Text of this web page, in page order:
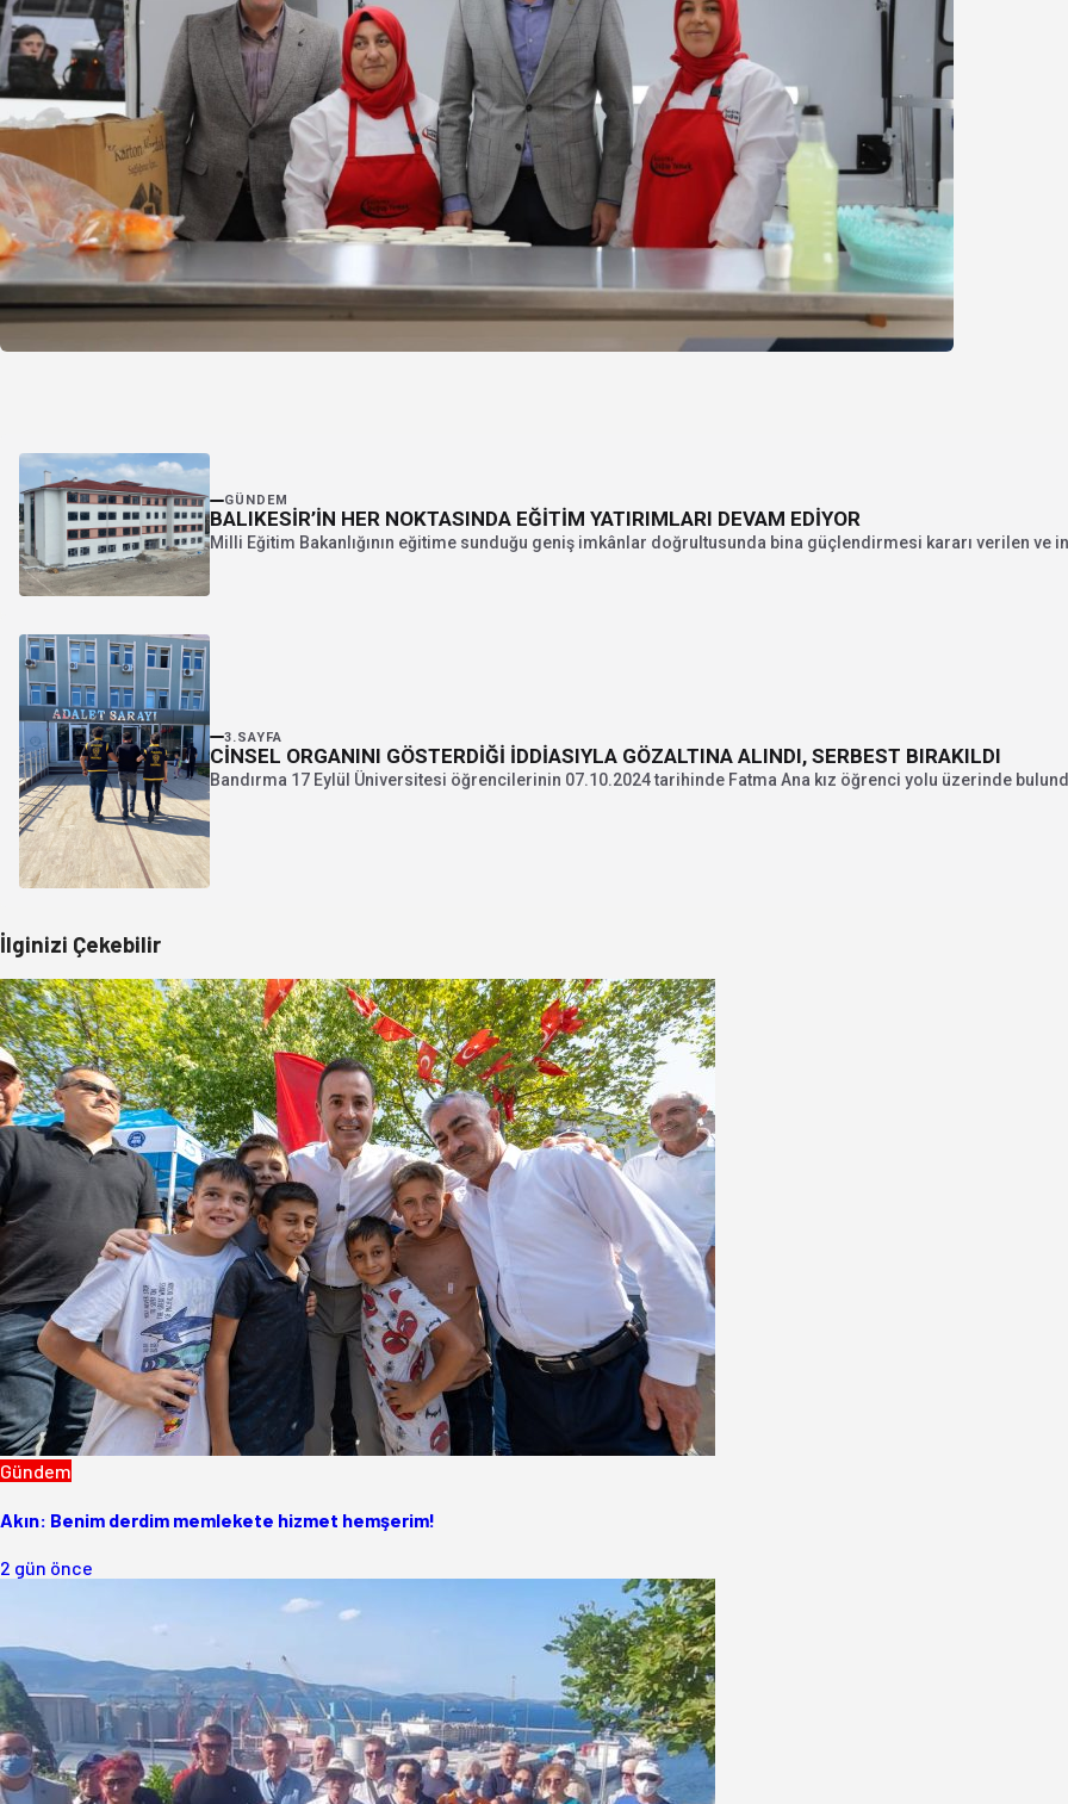
GÜNDEM
BALIKESİR’İN HER NOKTASINDA EĞİTİM YATIRIMLARI DEVAM EDİYOR
Milli Eğitim Bakanlığının eğitime sunduğu geniş imkânlar doğrultusunda bina güçlendirmesi kararı verilen ve
3.SAYFA
CİNSEL ORGANINI GÖSTERDİĞİ İDDİASIYLA GÖZALTINA ALINDI, SERBEST BIRAKILDI
Bandırma 17 Eylül Üniversitesi öğrencilerinin 07.10.2024 tarihinde Fatma Ana kız öğrenci yolu üzerinde
İlginizi Çekebilir
Gündem
Akın: Benim derdim memlekete hizmet hemşerim!
2 gün önce